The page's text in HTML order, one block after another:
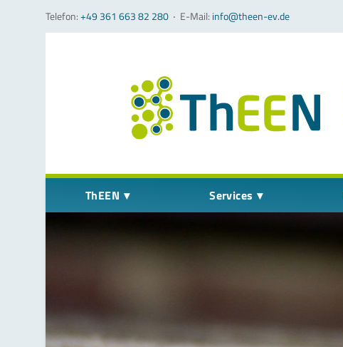
Telefon:+49 361 663 82 280 ‧ E-Mail: info@theen-ev.de
Navigation überspringen
ThEEN Services